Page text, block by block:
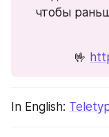
чтобы
🤟
In English: